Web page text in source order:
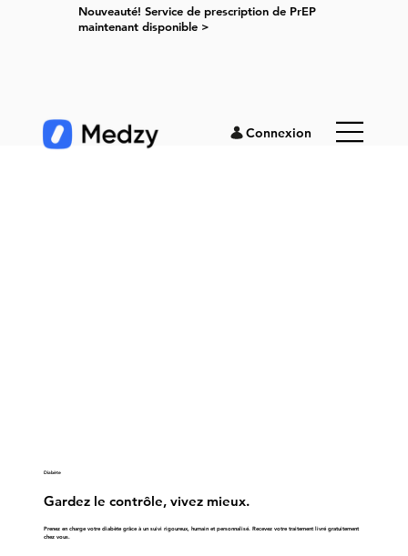
Nouveauté! Service de prescription de PrEP
maintenant disponible >
Connexion
Diabète
Gardez le contrôle, vivez mieux.
Prenez en charge votre diabète grâce à un suivi rigoureux, humain et personnalisé. Recevez votre traitement livré gratuitement
chez vous.